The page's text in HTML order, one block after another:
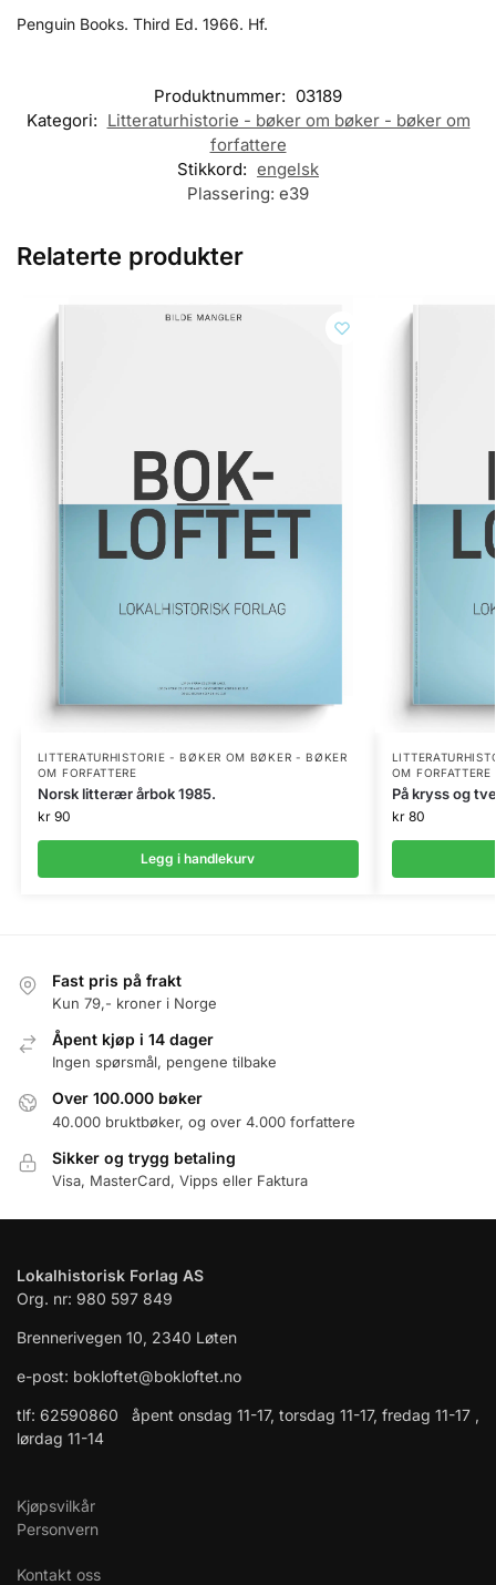
Penguin Books. Third Ed. 1966. Hf.
Produktnummer: 03189
Kategori: Litteraturhistorie - bøker om bøker - bøker om
forfattere
Stikkord: engelsk
Plassering: e39
Relaterte produkter
LITTERATURHISTORIE - BØKER OM BØKER - BØKER
OM FORFATTERE
Norsk litterær årbok 1985.
kr90
Legg i handlekurv
OM FORFATTERE
På kryss og
kr80
Fast pris på frakt
Kun 79,- kroner i Norge
Åpent kjøp i 14 dager
Ingen spørsmål, pengene tilbake
Over 100.000 bøker
40.000 bruktbøker, og over 4.000 forfattere
Sikker og trygg betaling
Visa, MasterCard, Vipps eller Faktura
Lokalhistorisk Forlag AS
Org. nr: 980 597 849
Brennerivegen 10, 2340 Løten
e-post: bokloftet@bokloftet.no
tlf: 62590860 åpent onsdag 11-17, torsdag 11-17, fredag 11-17 ,
lørdag 11-14
Kjøpsvilkår
Personvern
Kontakt oss